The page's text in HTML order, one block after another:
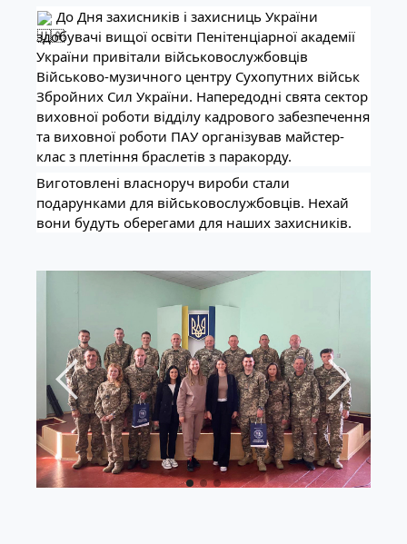
До Дня захисників і захисниць України
здобувачі вищої освіти Пенітенціарної академії
України привітали військовослужбовців
Військово-музичного центру Сухопутних військ
Збройних Сил України. Напередодні свята сектор
виховної роботи відділу кадрового забезпечення
та виховної роботи ПАУ організував майстер-
клас з плетіння браслетів з паракорду.
Виготовлені власноруч вироби стали
подарунками для військовослужбовців. Нехай
вони будуть оберегами для наших захисників.